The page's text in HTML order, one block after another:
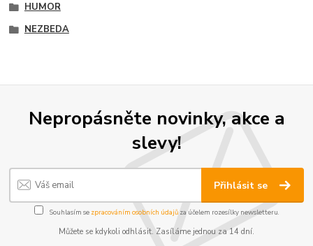
HUMOR
NEZBEDA
Nepropásněte novinky, akce a
slevy!
Přihlásit se
Souhlasím se zpracováním osobních údajůza účelem rozesílky newsletteru.
Můžete se kdykoli odhlásit. Zasíláme jednou za 14 dní.